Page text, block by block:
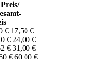
Preis/
€ 17,50 €
€ 24,00 €
€ 31,00 €
€ 60,00 €